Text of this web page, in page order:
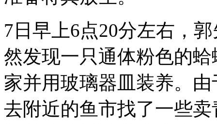
7日早上6点20分左右，
然发现一只通体粉色的
家并用玻璃器皿装养。
去附近的鱼市找了一些